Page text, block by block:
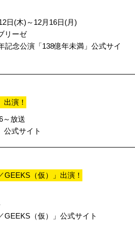
日(木)～12月16日(月)
リーゼ
記念公演「138億年未満」公式サイ
演！
～放送
公式サイト
GEEKS（仮）」出演！
GEEKS（仮）」公式サイト